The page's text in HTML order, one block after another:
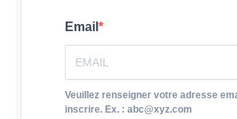
Email
Veuillez renseigner votre adresse
inscrire. Ex. : abc@xyz.com